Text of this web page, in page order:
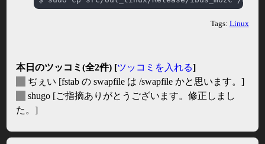
Tags: Linux
本日のツッコミ(全2件) [ツッコミを入れる]
ぢぇい [fstab の swapfile は /swapfile かと思います。]
shugo [ご指摘ありがとうございます。修正しまし
た。]